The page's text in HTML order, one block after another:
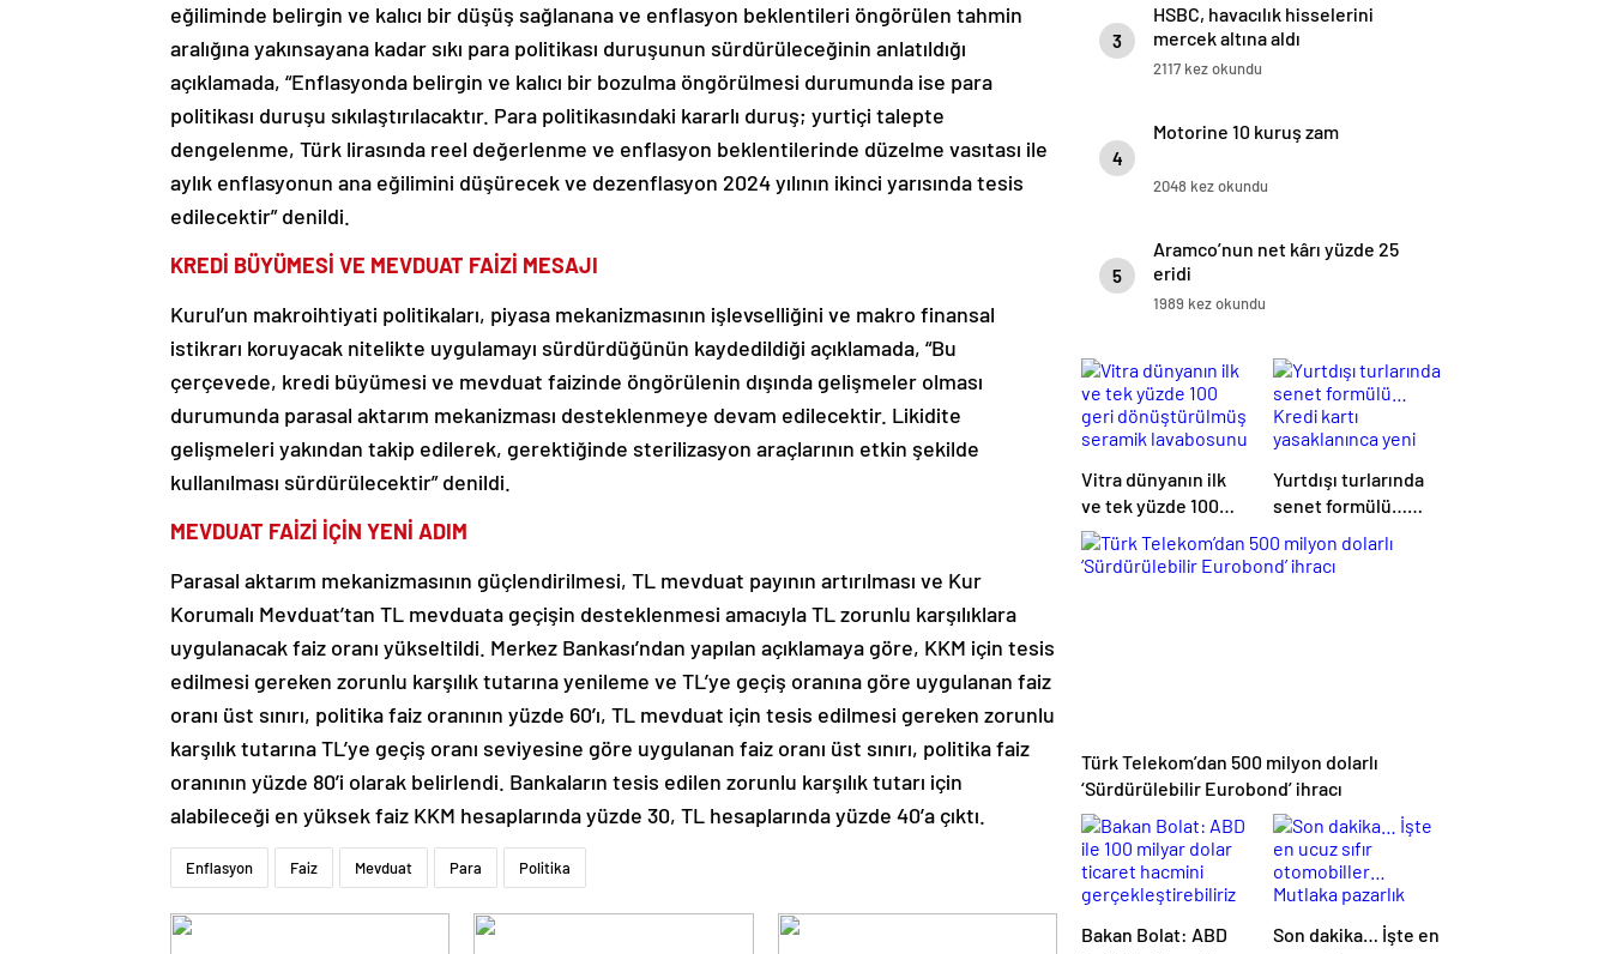
eğiliminde belirgin ve kalıcı bir düşüş sağlanana ve enflasyon beklentileri öngörülen tahmin
aralığına yakınsayana kadar sıkı para politikası duruşunun sürdürüleceğinin anlatıldığı
açıklamada, “Enflasyonda belirgin ve kalıcı bir bozulma öngörülmesi durumunda ise para
politikası duruşu sıkılaştırılacaktır. Para politikasındaki kararlı duruş; yurtiçi talepte
dengelenme, Türk lirasında reel değerlenme ve enflasyon beklentilerinde düzelme vasıtası ile
aylık enflasyonun ana eğilimini düşürecek ve dezenflasyon 2024 yılının ikinci yarısında tesis
edilecektir” denildi.
KREDİ BÜYÜMESİ VE MEVDUAT FAİZİ MESAJI
Kurul’un makroihtiyati politikaları, piyasa mekanizmasının işlevselliğini ve makro finansal
istikrarı koruyacak nitelikte uygulamayı sürdürdüğünün kaydedildiği açıklamada, “Bu
çerçevede, kredi büyümesi ve mevduat faizinde öngörülenin dışında gelişmeler olması
durumunda parasal aktarım mekanizması desteklenmeye devam edilecektir. Likidite
gelişmeleri yakından takip edilerek, gerektiğinde sterilizasyon araçlarının etkin şekilde
kullanılması sürdürülecektir” denildi.
MEVDUAT FAİZİ İÇİN YENİ ADIM
Parasal aktarım mekanizmasının güçlendirilmesi, TL mevduat payının artırılması ve Kur
Korumalı Mevduat’tan TL mevduata geçişin desteklenmesi amacıyla TL zorunlu karşılıklara
uygulanacak faiz oranı yükseltildi. Merkez Bankası’ndan yapılan açıklamaya göre, KKM için tesis
edilmesi gereken zorunlu karşılık tutarına yenileme ve TL’ye geçiş oranına göre uygulanan faiz
oranı üst sınırı, politika faiz oranının yüzde 60’ı, TL mevduat için tesis edilmesi gereken zorunlu
karşılık tutarına TL’ye geçiş oranı seviyesine göre uygulanan faiz oranı üst sınırı, politika faiz
oranının yüzde 80’i olarak belirlendi. Bankaların tesis edilen zorunlu karşılık tutarı için
alabileceği en yüksek faiz KKM hesaplarında yüzde 30, TL hesaplarında yüzde 40’a çıktı.
Enflasyon Faiz Mevduat Para Politika
3
HSBC, havacılık hisselerini
mercek altına aldı
2117 kez okundu
4
Motorine 10 kuruş zam
2048 kez okundu
5
Aramco’nun net kârı yüzde 25
eridi
1989 kez okundu
Vitra dünyanın ilk
ve tek yüzde 100
geri dönüştürülmüş
seramik lavabosunu
Yurtdışı turlarında
senet formülü…
Kredi kartı
yasaklanınca yeni
Türk Telekom’dan 500 milyon dolarlı
‘Sürdürülebilir Eurobond’ ihracı
Bakan Bolat: ABD
Son dakika… İşte en